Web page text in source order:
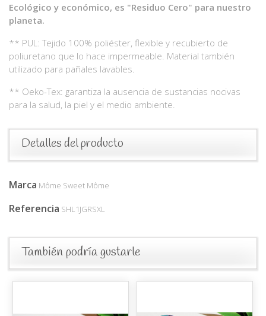
Ecológico y económico, es "Residuo Cero" para nuestro
planeta.
** PUL: Tejido 100% poliéster, flexible y recubierto de
poliuretano que lo hace impermeable. Material también
utilizado para pañales lavables.
** Oeko-Tex: garantiza la ausencia de sustancias nocivas
para la salud, la piel y el medio ambiente.
Detalles del producto
Marca Môme Sweet Môme
Referencia SHL1JGRSXL
También podría gustarle